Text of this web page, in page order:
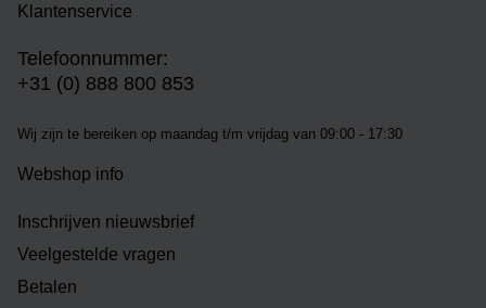
Klantenservice
Telefoonnummer:
+31 (0) 888 800 853
Wij zijn te bereiken op maandag t/m vrijdag van 09:00 - 17:30
Webshop info
Inschrijven nieuwsbrief
Veelgestelde vragen
Betalen